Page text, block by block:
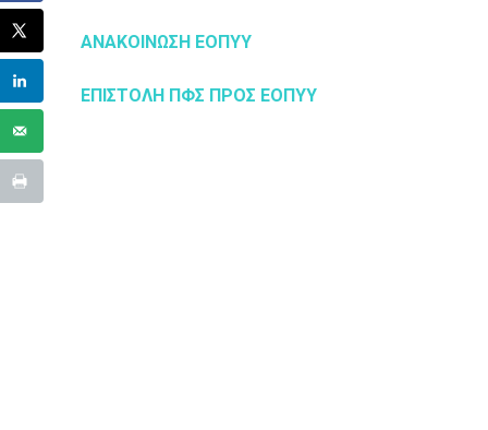
ΑΝΑΚΟΙΝΩΣΗ ΕΟΠΥΥ
ΕΠΙΣΤΟΛΗ ΠΦΣ ΠΡΟΣ ΕΟΠΥΥ